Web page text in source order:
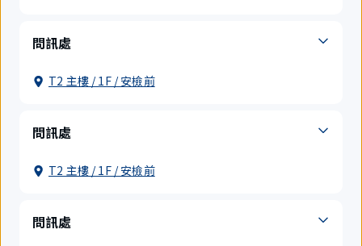
問訊處
T2 主樓 / 1F / 安檢前
問訊處
T2 主樓 / 1F / 安檢前
問訊處